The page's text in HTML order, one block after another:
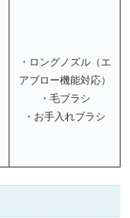
・ロングノズル（エ
アブロー機能対応）
・毛ブラシ
・お手入れブラシ